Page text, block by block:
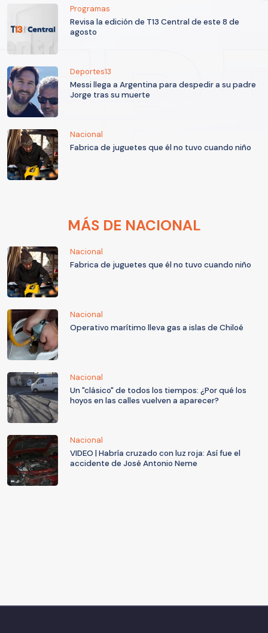
Programas
Revisa la edición de T13 Central de este 8 de
agosto
Deportes13
Messi llega a Argentina para despedir a su padre
Jorge tras su muerte
Nacional
Fabrica de juguetes que él no tuvo cuando niño
MÁS DE NACIONAL
Nacional
Fabrica de juguetes que él no tuvo cuando niño
Nacional
Operativo marítimo lleva gas a islas de Chiloé
Nacional
Un "clásico" de todos los tiempos: ¿Por qué los
hoyos en las calles vuelven a aparecer?
Nacional
VIDEO | Habría cruzado con luz roja: Así fue el
accidente de José Antonio Neme